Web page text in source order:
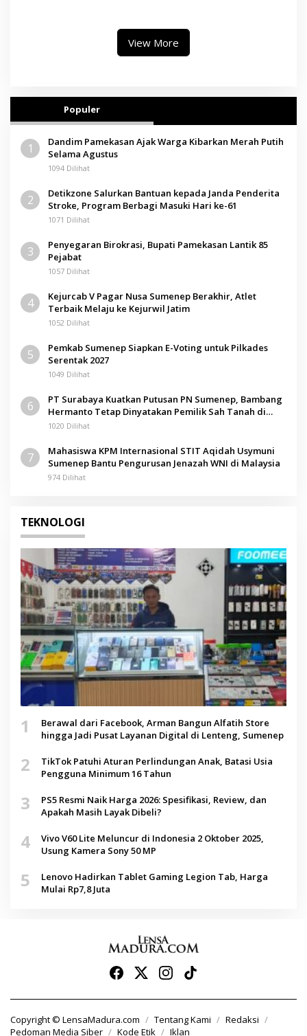
View More
Populer
1
Dandim Pamekasan Ajak Warga Kibarkan Merah Putih
Selama Agustus
1094 Dilihat
2
Detikzone Salurkan Bantuan kepada Janda Penderita
Stroke, Program Berbagi Masuki Hari ke-61
1071 Dilihat
3
Penyegaran Birokrasi, Bupati Pamekasan Lantik 85
Pejabat
1057 Dilihat
4
Kejurcab V Pagar Nusa Sumenep Berakhir, Atlet
Terbaik Melaju ke Kejurwil Jatim
1052 Dilihat
5
Pemkab Sumenep Siapkan E-Voting untuk Pilkades
Serentak 2027
1049 Dilihat
6
PT Surabaya Kuatkan Putusan PN Sumenep, Bambang
Hermanto Tetap Dinyatakan Pemilik Sah Tanah di
Pamolokan
1020 Dilihat
7
Mahasiswa KPM Internasional STIT Aqidah Usymuni
Sumenep Bantu Pengurusan Jenazah WNI di Malaysia
974 Dilihat
TEKNOLOGI
1
Berawal dari Facebook, Arman Bangun Alfatih Store
hingga Jadi Pusat Layanan Digital di Lenteng, Sumenep
2
TikTok Patuhi Aturan Perlindungan Anak, Batasi Usia
Pengguna Minimum 16 Tahun
3
PS5 Resmi Naik Harga 2026: Spesifikasi, Review, dan
Apakah Masih Layak Dibeli?
4
Vivo V60 Lite Meluncur di Indonesia 2 Oktober 2025,
Usung Kamera Sony 50 MP
5
Lenovo Hadirkan Tablet Gaming Legion Tab, Harga
Mulai Rp7,8 Juta
Copyright © LensaMadura.com Tentang Kami
Redaksi
Pedoman Media Siber
Kode Etik Iklan